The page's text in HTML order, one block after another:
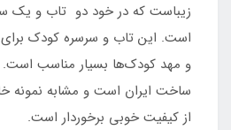
زیباست که در خود دو تاب و یک
است. این تاب و سرسره کودک
و مهد کودک‌ها بسیار مناسب
ساخت ایران است و مشابه نمونه
از کیفیت خوبی برخوردار است.